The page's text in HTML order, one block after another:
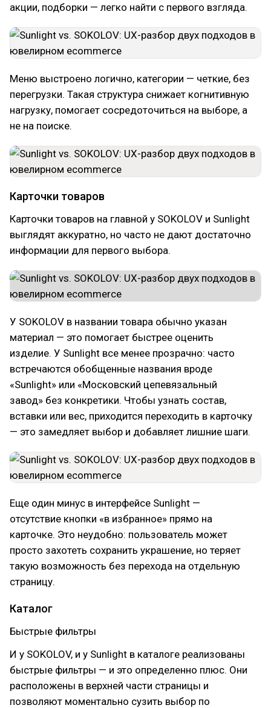
акции, подборки — легко найти с первого взгляда.
Меню выстроено логично, категории — четкие, без
перегрузки. Такая структура снижает когнитивную
нагрузку, помогает сосредоточиться на выборе, а
не на поиске.
Карточки товаров
Карточки товаров на главной у SOKOLOV и Sunlight
выглядят аккуратно, но часто не дают достаточно
информации для первого выбора.
У SOKOLOV в названии товара обычно указан
материал — это помогает быстрее оценить
изделие. У Sunlight все менее прозрачно: часто
встречаются обобщенные названия вроде
«Sunlight» или «Московский цепевязальный
завод» без конкретики. Чтобы узнать состав,
вставки или вес, приходится переходить в карточку
— это замедляет выбор и добавляет лишние шаги.
Еще один минус в интерфейсе Sunlight —
отсутствие кнопки «в избранное» прямо на
карточке. Это неудобно: пользователь может
просто захотеть сохранить украшение, но теряет
такую возможность без перехода на отдельную
страницу.
Каталог
Быстрые фильтры
И у SOKOLOV, и у Sunlight в каталоге реализованы
быстрые фильтры — и это определенно плюс. Они
расположены в верхней части страницы и
позволяют моментально сузить выбор по